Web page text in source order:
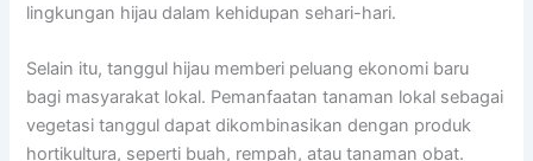
lingkungan hijau dalam kehidupan sehari-hari.
Selain itu, tanggul hijau memberi peluang ekonomi baru
bagi masyarakat lokal. Pemanfaatan tanaman lokal sebagai
vegetasi tanggul dapat dikombinasikan dengan produk
hortikultura, seperti buah, rempah, atau tanaman obat.